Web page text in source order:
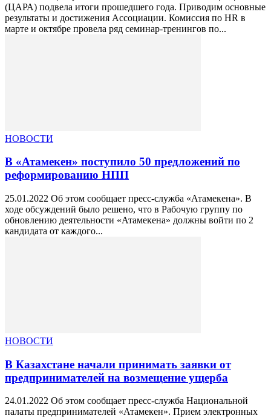
(ЦАРА) подвела итоги прошедшего года. Приводим основные
результаты и достижения Ассоциации. Комиссия по HR в
марте и октябре провела ряд семинар-тренингов по...
НОВОСТИ
В «Атамекен» поступило 50 предложений по
реформированию НПП
25.01.2022 Об этом сообщает пресс-служба «Атамекена». В
ходе обсуждений было решено, что в Рабочую группу по
обновлению деятельности «Атамекена» должны войти по 2
кандидата от каждого...
НОВОСТИ
В Казахстане начали принимать заявки от
предпринимателей на возмещение ущерба
24.01.2022 Об этом сообщает пресс-служба Национальной
палаты предпринимателей «Атамекен». Прием электронных